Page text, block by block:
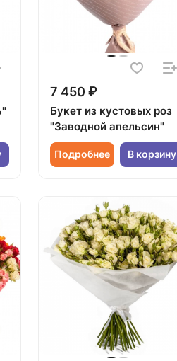
7 450 ₽
Букет из кустовых роз
"Заводной апельсин"
Подробнее В корзину